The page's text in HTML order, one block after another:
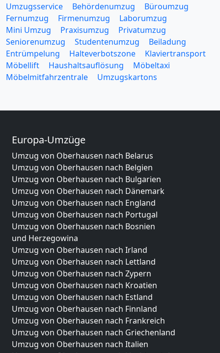
Umzugsservice Behördenumzug
Büroumzug
Fernumzug
Firmenumzug
Laborumzug
Mini Umzug
Praxisumzug
Privatumzug
Seniorenumzug
Studentenumzug
Beiladung
Entrümpelung
Halteverbotszone
Klaviertransport
Möbellift
Haushaltsauflösung
Möbeltaxi
Möbelmitfahrzentrale
Umzugskartons
Europa-Umzüge
Umzug von Oberhausen nach Belarus
Umzug von Oberhausen nach Belgien
Umzug von Oberhausen nach Bulgarien
Umzug von Oberhausen nach Dänemark
Umzug von Oberhausen nach England
Umzug von Oberhausen nach Portugal
Umzug von Oberhausen nach Bosnien
und Herzegowina
Umzug von Oberhausen nach Irland
Umzug von Oberhausen nach Lettland
Umzug von Oberhausen nach Zypern
Umzug von Oberhausen nach Kroatien
Umzug von Oberhausen nach Estland
Umzug von Oberhausen nach Finnland
Umzug von Oberhausen nach Frankreich
Umzug von Oberhausen nach Griechenland
Umzug von Oberhausen nach Italien